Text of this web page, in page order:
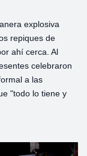
explosiva
repiques de
ahí cerca. Al
celebraron
a las
"todo lo tiene y